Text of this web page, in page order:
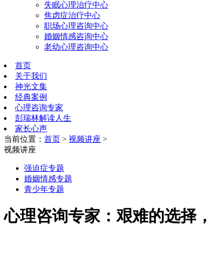
失眠心理治疗中心
焦虑症治疗中心
职场心理咨询中心
婚姻情感咨询中心
老幼心理咨询中心
首页
关于我们
神光文集
经典案例
心理咨询专家
彭瑞林解读人生
家长心声
当前位置： 首页 > 视频讲座 >
视频讲座
强迫症专题
婚姻情感专题
青少年专题
心理咨询专家：艰难的选择